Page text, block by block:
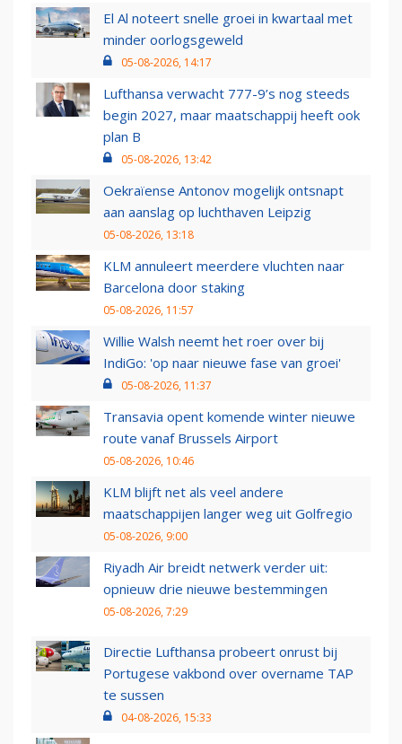
El Al noteert snelle groei in kwartaal met
minder oorlogsgeweld
05-08-2026, 14:17
Lufthansa verwacht 777-9’s nog steeds
begin 2027, maar maatschappij heeft ook
plan B
05-08-2026, 13:42
Oekraïense Antonov mogelijk ontsnapt
aan aanslag op luchthaven Leipzig
05-08-2026, 13:18
KLM annuleert meerdere vluchten naar
Barcelona door staking
05-08-2026, 11:57
Willie Walsh neemt het roer over bij
IndiGo: 'op naar nieuwe fase van groei'
05-08-2026, 11:37
Transavia opent komende winter nieuwe
route vanaf Brussels Airport
05-08-2026, 10:46
KLM blijft net als veel andere
maatschappijen langer weg uit Golfregio
05-08-2026, 9:00
Riyadh Air breidt netwerk verder uit:
opnieuw drie nieuwe bestemmingen
05-08-2026, 7:29
Directie Lufthansa probeert onrust bij
Portugese vakbond over overname TAP
te sussen
04-08-2026, 15:33